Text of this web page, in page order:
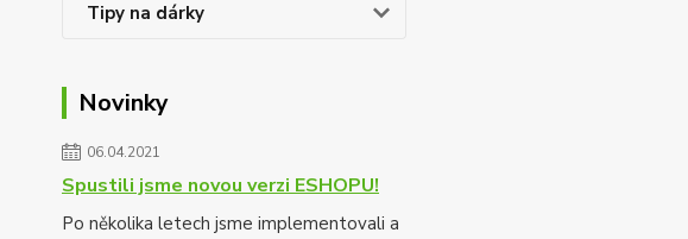
Tipy na dárky
Novinky
06.04.2021
Spustili jsme novou verzi ESHOPU!
Po několika letech jsme implementovali a